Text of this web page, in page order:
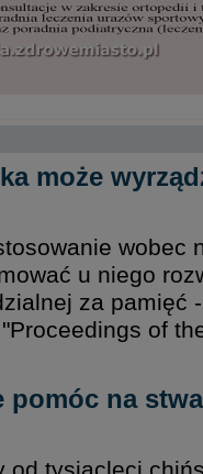
może
wobec
u niego
za pamięć
of
pomóc na